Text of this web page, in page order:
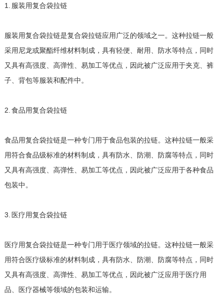
1. 服装用复合袋拉链
服装用复合袋拉链是复合袋拉链应用广泛的领域之一。这种拉链一般
采用尼龙或聚酯纤维材料制成，具有轻便、耐用、防水等特点，同时
又具有高强度、高弹性、易加工等优点，因此被广泛应用于夹克、裤
子、背包等服装和配件中。
2. 食品用复合袋拉链
食品用复合袋拉链是一种专门用于食品包装的拉链。这种拉链一般采
用符合食品级标准的材料制成，具有防水、防潮、防腐等特点，同时
又具有高强度、高弹性、易加工等优点，因此被广泛应用于各种食品
包装中。
3. 医疗用复合袋拉链
医疗用复合袋拉链是一种专门用于医疗领域的拉链。这种拉链一般采
用符合医疗级标准的材料制成，具有防水、防潮、防腐等特点，同时
又具有高强度、高弹性、易加工等优点，因此被广泛应用于医疗用
品、医疗器械等领域的包装和运输。